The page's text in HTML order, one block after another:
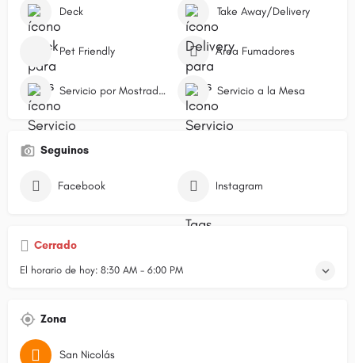
Deck Take Away/Delivery
Pet Friendly Área Fumadores
Servicio por Mostrador/Caja Servicio a la Mesa
Seguinos
Facebook Instagram
Cerrado
El horario de hoy: 8:30 AM - 6:00 PM
Zona
San Nicolás